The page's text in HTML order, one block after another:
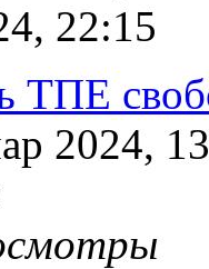
22:15
ТПЕ
2024,